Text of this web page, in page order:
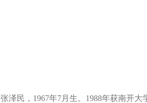
张泽民，1967年7月生。1988年获南开